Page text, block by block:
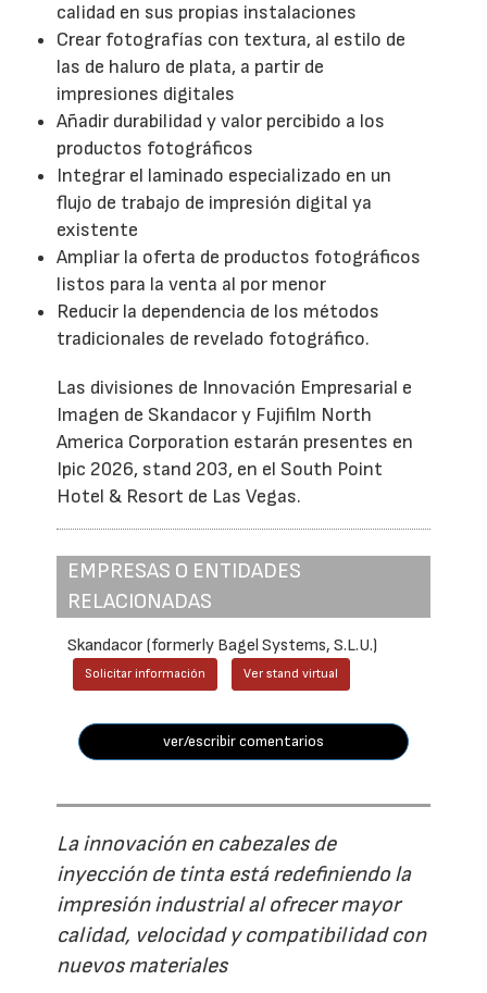
calidad en sus propias instalaciones
Crear fotografías con textura, al estilo de
las de haluro de plata, a partir de
impresiones digitales
Añadir durabilidad y valor percibido a los
productos fotográficos
Integrar el laminado especializado en un
flujo de trabajo de impresión digital ya
existente
Ampliar la oferta de productos fotográficos
listos para la venta al por menor
Reducir la dependencia de los métodos
tradicionales de revelado fotográfico.
Las divisiones de Innovación Empresarial e
Imagen de Skandacor y Fujifilm North
America Corporation estarán presentes en
Ipic 2026, stand 203, en el South Point
Hotel & Resort de Las Vegas.
EMPRESAS O ENTIDADES
RELACIONADAS
Skandacor (formerly Bagel Systems, S.L.U.)
Solicitar información Ver stand virtual
ver/escribir comentarios
La innovación en cabezales de
inyección de tinta está redefiniendo la
impresión industrial al ofrecer mayor
calidad, velocidad y compatibilidad con
nuevos materiales